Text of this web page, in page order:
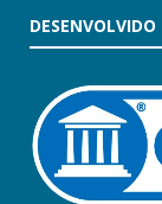
DESENVOLVIDO